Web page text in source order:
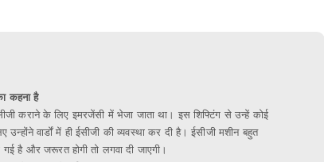
कहना है
कराने के लिए इमरजेंसी में भेजा जाता था। इस शिफ्टिंग से उन्हें कोई
वार्डों में ही ईसीजी की व्यवस्था कर दी है। ईसीजी मशीन बहुत
है और जरूरत होगी तो लगवा दी जाएगी।